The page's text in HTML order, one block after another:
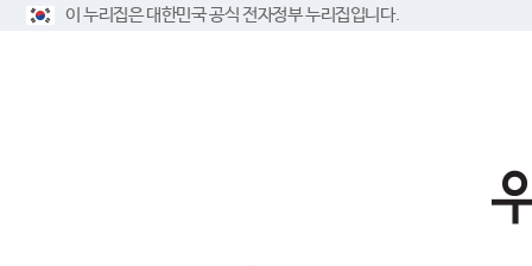
이 누리집은 대한민국 공식 전자정부 누리집입니다.